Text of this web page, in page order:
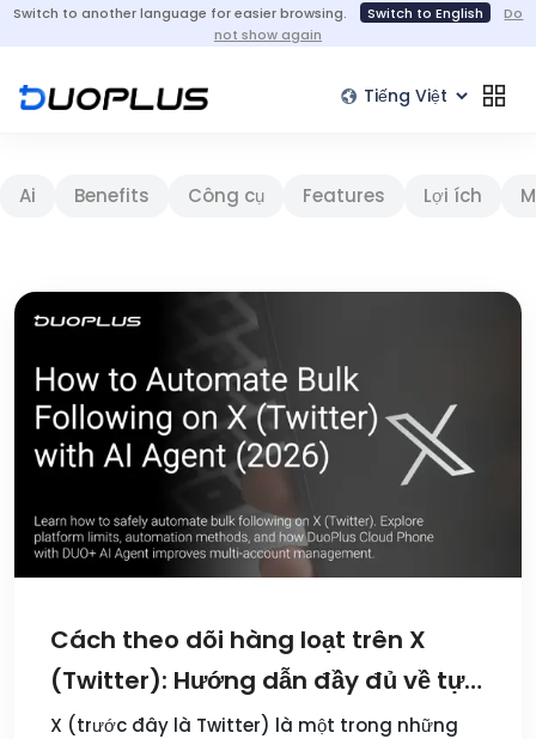
Switch to another language for easier browsing. Switch to English
Do
not show again
Ai Benefits Công cụ Features Lợi ích
Cách theo dõi hàng loạt trên X
(Twitter): Hướng dẫn đầy đủ về tự
động hóa an toàn năm 2026
X (trước đây là Twitter) là một trong những